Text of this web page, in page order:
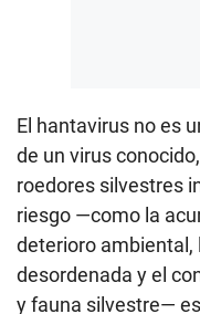
El hantavirus no es
de un virus
roedores silvestres
riesgo —como la
deterioro ambiental,
desordenada y el
y fauna silvestre—